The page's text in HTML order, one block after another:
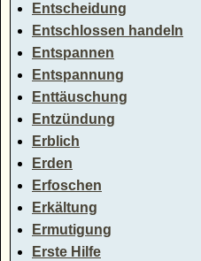
Entscheidung
Entschlossen handeln
Entspannen
Entspannung
Enttäuschung
Entzündung
Erblich
Erden
Erfoschen
Erkältung
Ermutigung
Erste Hilfe